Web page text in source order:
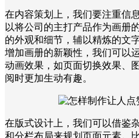
在内容策划上，我们要注重信
以将公司的主打产品作为画册
的外观和细节，辅以精炼的文
增加画册的新颖性，我们可以
动画效果，如页面切换效果、
阅时更加生动有趣。
在版式设计上，我们可以借鉴
和分栏布局来规划页面元素。